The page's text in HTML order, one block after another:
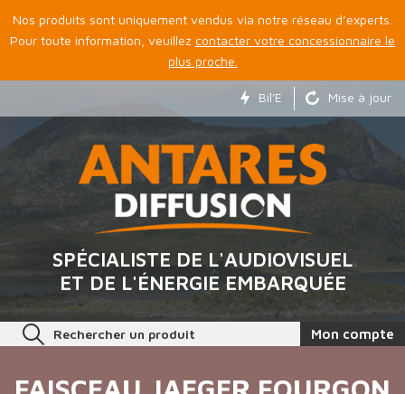
Nos produits sont uniquement vendus via notre réseau d’experts.
Pour toute information, veuillez contacter votre concessionnaire le
plus proche.
Bil'E Mise à jour
SPÉCIALISTE DE L'AUDIOVISUEL
ET DE L'ÉNERGIE EMBARQUÉE
Rechercher un produit Mon compte